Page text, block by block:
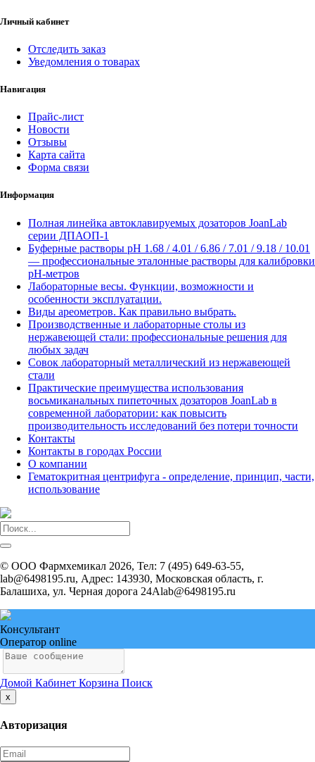
Личный кабинет
Отследить заказ
Уведомления о товарах
Навигация
Прайс-лист
Новости
Отзывы
Карта сайта
Форма связи
Информация
Полная линейка автоклавируемых дозаторов JoanLab
серии ДПАОП-1
Буферные растворы pH 1.68 / 4.01 / 6.86 / 7.01 / 9.18 / 10.01
— профессиональные эталонные растворы для калибровки
pH-метров
Лабораторные весы. Функции, возможности и
особенности эксплуатации.
Виды ареометров. Как правильно выбрать.
Производственные и лабораторные столы из
нержавеющей стали: профессиональные решения для
любых задач
Совок лабораторный металлический из нержавеющей
стали
Практические преимущества использования
восьмиканальных пипеточных дозаторов JoanLab в
современной лаборатории: как повысить
производительность исследований без потери точности
Контакты
Контакты в городах России
О компании
Гематокритная центрифуга - определение, принцип, части,
использование
© ООО Фармхемикал 2026, Тел: 7 (495) 649-63-55,
lab@6498195.ru, Адрес: 143930, Московская область, г.
Балашиха, ул. Черная дорога 24Аlab@6498195.ru
Консультант
Оператор online
Домой Кабинет Корзина Поиск
x
Авторизация